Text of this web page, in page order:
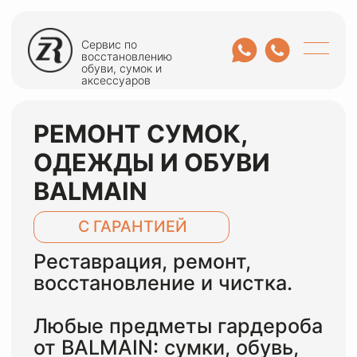
Сервис по
восстановлению
обуви, сумок и
аксессуаров
BALMAIN
С ГАРАНТИЕЙ
Реставрация, ремонт,
восстановление и чистка.
Любые предметы гардероба
от BALMAIN: сумки, обувь,
чемоданы, кроссовки,
одежда, ремни, куртки.